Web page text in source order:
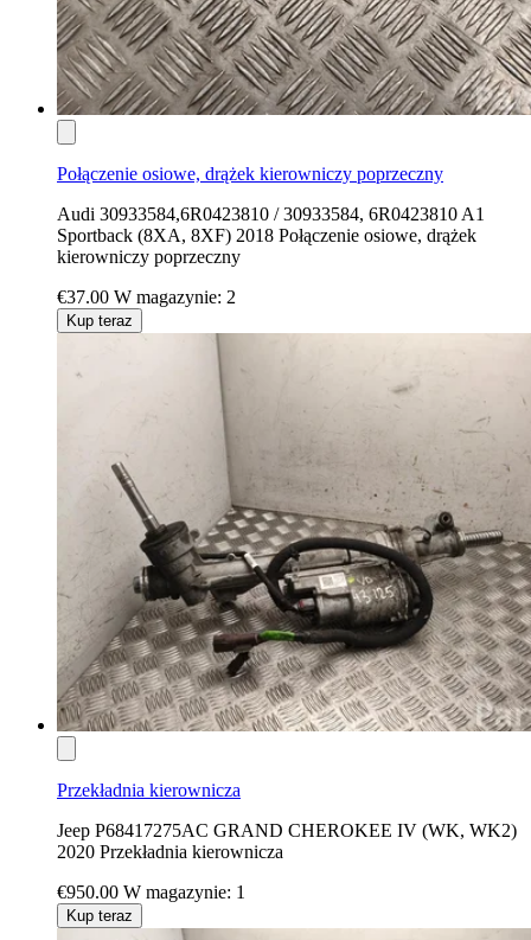
Połączenie osiowe, drążek kierowniczy poprzeczny
Audi 30933584,6R0423810 / 30933584, 6R0423810 A1
Sportback (8XA, 8XF) 2018 Połączenie osiowe, drążek
kierowniczy poprzeczny
€37.00 W magazynie: 2
Kup teraz
Przekładnia kierownicza
Jeep P68417275AC GRAND CHEROKEE IV (WK, WK2)
2020 Przekładnia kierownicza
€950.00 W magazynie: 1
Kup teraz